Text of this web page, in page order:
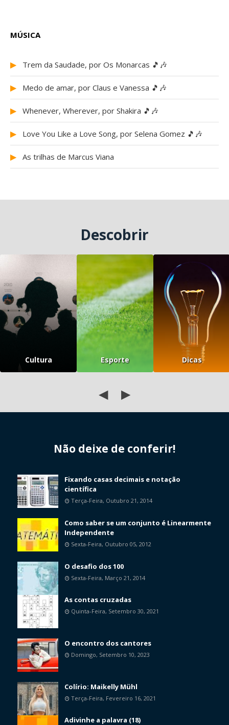
MÚSICA
▶ Trem da Saudade, por Os Monarcas 🎵🎶
▶ Medo de amar, por Claus e Vanessa 🎵🎶
▶ Whenever, Wherever, por Shakira 🎵🎶
▶ Love You Like a Love Song, por Selena Gomez 🎵🎶
▶ As trilhas de Marcus Viana
Descobrir
Cultura Esporte Dicas
◀ ▶
Não deixe de conferir!
Fixando casas decimais e notação
científica
Terça-Feira, Outubro 21, 2014
Como saber se um conjunto é Linearmente
Independente
Sexta-Feira, Outubro 05, 2012
O desafio dos 100
Sexta-Feira, Março 21, 2014
As contas cruzadas
Quinta-Feira, Setembro 30, 2021
O encontro dos cantores
Domingo, Setembro 10, 2023
Colírio: Maikelly Mühl
Terça-Feira, Fevereiro 16, 2021
Adivinhe a palavra (18)